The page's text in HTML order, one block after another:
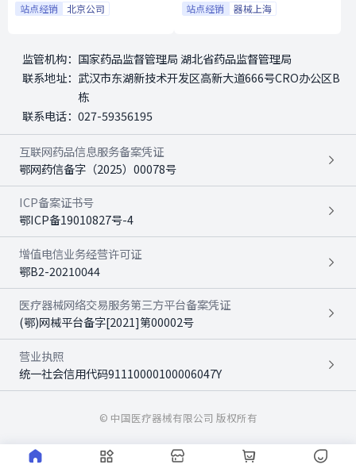
Medical Company
站点经销 北京公司 站点经销 器械上海
监管机构： 国家药品监督管理局 湖北省药品监督管理局
联系地址： 武汉市东湖新技术开发区高新大道666号CRO办公区B
栋
联系电话： 027-59356195
互联网药品信息服务备案凭证
鄂网药信备字（2025）00078号
ICP备案证书号
鄂ICP备19010827号-4
增值电信业务经营许可证
鄂B2-20210044
医疗器械网络交易服务第三方平台备案凭证
(鄂)网械平台备字[2021]第00002号
营业执照
统一社会信用代码91110000100006047Y
© 中国医疗器械有限公司 版权所有